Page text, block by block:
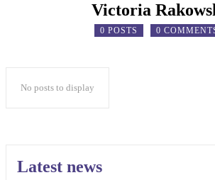
Victoria
0 POSTS 0
No posts to display
Latest news